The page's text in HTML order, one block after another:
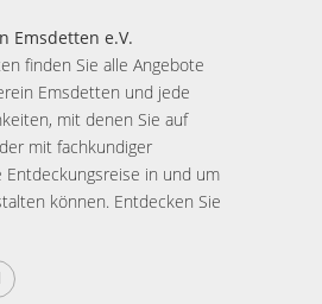
Emsdetten e.V.
finden Sie alle Angebote
Emsdetten und jede
mit denen Sie auf
mit fachkundiger
Entdeckungsreise in und um
können. Entdecken Sie